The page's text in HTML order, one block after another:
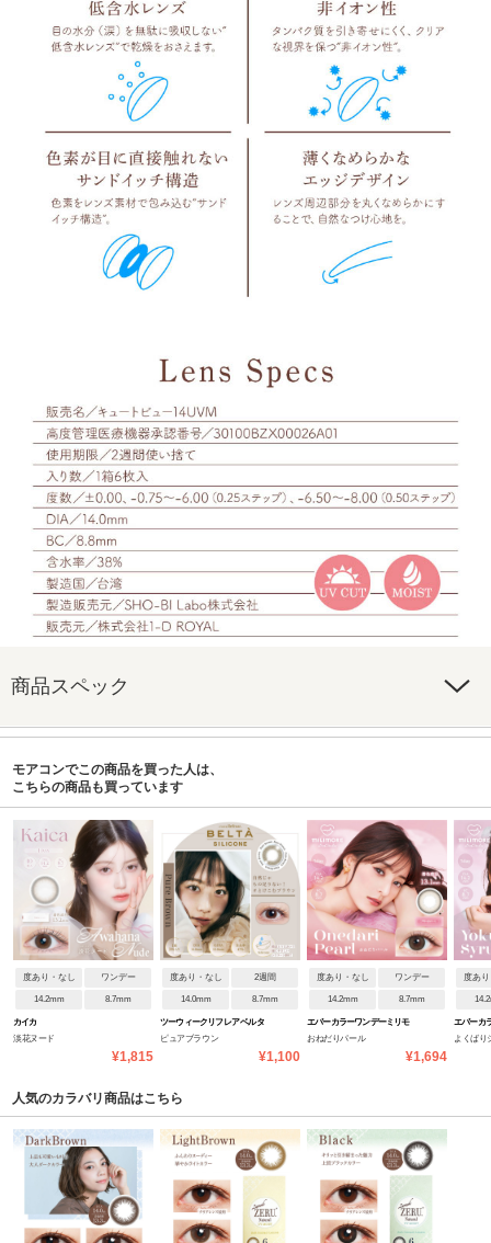
商品スペック
モアコンでこの商品を買った人は、
こちらの商品も買っています
度あり・なし ワンデー
14.2mm 8.7mm
カイカ
淡花ヌード
¥1,815
度あり・なし 2週間
14.0mm 8.7mm
ツーウィークリフレア ベルタ
ピュアブラウン
¥1,100
度あり・なし ワンデー
14.2mm 8.7mm
エバーカラーワンデーミリモ
おねだりパール
¥1,694
度あ
エバーカ
ア
よくばり
人気のカラバリ商品はこちら